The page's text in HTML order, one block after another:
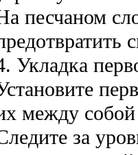
песчаном
Укладка
между
за